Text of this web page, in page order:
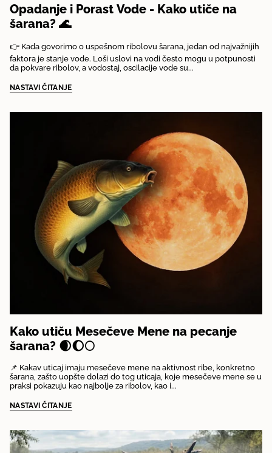
Opadanje i Porast Vode - Kako utiče na
šarana? 🌊
👉 Kada govorimo o uspešnom ribolovu šarana, jedan od najvažnijih
faktora je stanje vode. Loši uslovi na vodi često mogu u potpunosti
da pokvare ribolov, a vodostaj, oscilacije vode su...
NASTAVI ČITANJE
Kako utiču Mesečeve Mene na pecanje
šarana? 🌒🌔🌕
📌 Kakav uticaj imaju mesečeve mene na aktivnost ribe, konkretno
šarana, zašto uopšte dolazi do tog uticaja, koje mesečeve mene se u
praksi pokazuju kao najbolje za ribolov, kao i...
NASTAVI ČITANJE